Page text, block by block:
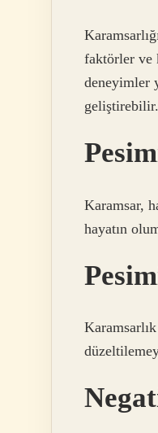
faktörler ve
deneyimler
geliştirebilir.
Karamsar,
hayatın